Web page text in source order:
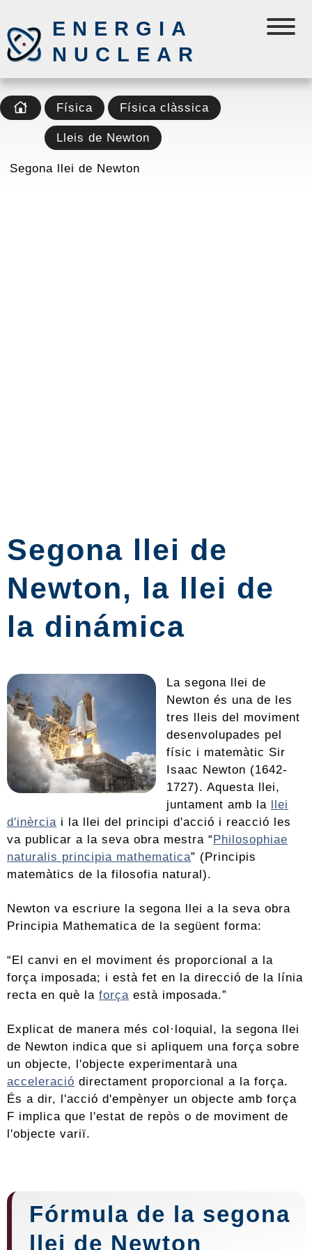
ENERGIA
NUCLEAR
Física Física clàssica
Lleis de Newton
Segona llei de Newton
Segona llei de
Newton, la llei de
la dinámica
La segona llei de
Newton és una de les
tres lleis del moviment
desenvolupades pel
físic i matemàtic Sir
Isaac Newton (1642-
1727). Aquesta llei,
juntament amb la llei
d'inèrcia i la llei del principi d'acció i reacció les
va publicar a la seva obra mestra “Philosophiae
naturalis principia mathematica” (Principis
matemàtics de la filosofia natural).
Newton va escriure la segona llei a la seva obra
Principia Mathematica de la següent forma:
“El canvi en el moviment és proporcional a la
força imposada; i està fet en la direcció de la línia
recta en què la força està imposada.”
Explicat de manera més col·loquial, la segona llei
de Newton indica que si apliquem una força sobre
un objecte, l'objecte experimentarà una
acceleració directament proporcional a la força.
És a dir, l'acció d'empènyer un objecte amb força
F implica que l'estat de repòs o de moviment de
l'objecte variï.
Fórmula de la segona
llei de Newton